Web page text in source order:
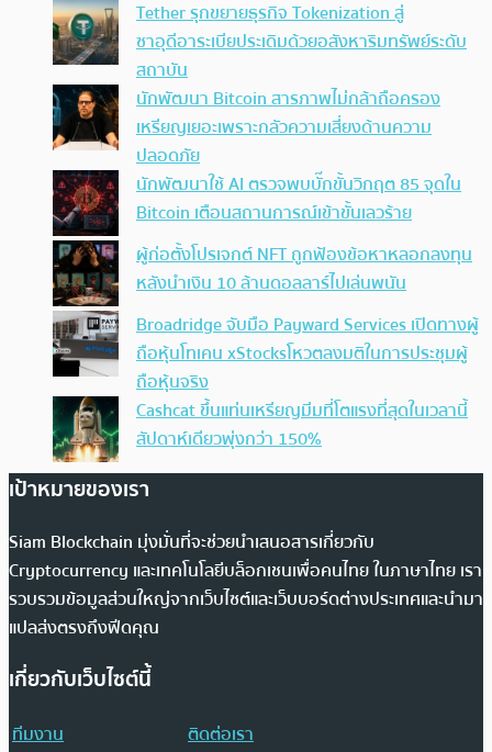
Tether รุกขยายธุรกิจ Tokenization สู่
ซาอุดีอาระเบียประเดิมด้วยอสังหาริมทรัพย์ระดับ
สถาบัน
นักพัฒนา Bitcoin สารภาพไม่กล้าถือครอง
เหรียญเยอะเพราะกลัวความเสี่ยงด้านความ
ปลอดภัย
นักพัฒนาใช้ AI ตรวจพบบั๊กขั้นวิกฤต 85 จุดใน
Bitcoin เตือนสถานการณ์เข้าขั้นเลวร้าย
ผู้ก่อตั้งโปรเจกต์ NFT ถูกฟ้องข้อหาหลอกลงทุน
หลังนำเงิน 10 ล้านดอลลาร์ไปเล่นพนัน
Broadridge จับมือ Payward Services เปิดทางผู้
ถือหุ้นโทเคน xStocksโหวตลงมติในการประชุมผู้
ถือหุ้นจริง
Cashcat ขึ้นแท่นเหรียญมีมที่โตแรงที่สุดในเวลานี้
สัปดาห์เดียวพุ่งกว่า 150%
เป้าหมายของเรา
Siam Blockchain มุ่งมั่นที่จะช่วยนำเสนอสารเกี่ยวกับ
Cryptocurrency และเทคโนโลยีบล็อกเชนเพื่อคนไทย ในภาษาไทย เรา
รวบรวมข้อมูลส่วนใหญ่จากเว็บไซต์และเว็บบอร์ดต่างประเทศและนำมา
แปลส่งตรงถึงฟีดคุณ
เกี่ยวกับเว็บไซต์นี้
ทีมงาน
ติดต่อเรา